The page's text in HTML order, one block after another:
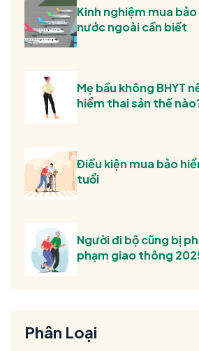
Kinh nghiệm mua
nước ngoài cần biết
Mẹ bầu không BHYT
hiểm thai sản thế
Điều kiện mua bảo
tuổi
Người đi bộ cũng bị
phạm giao thông
Phân Loại